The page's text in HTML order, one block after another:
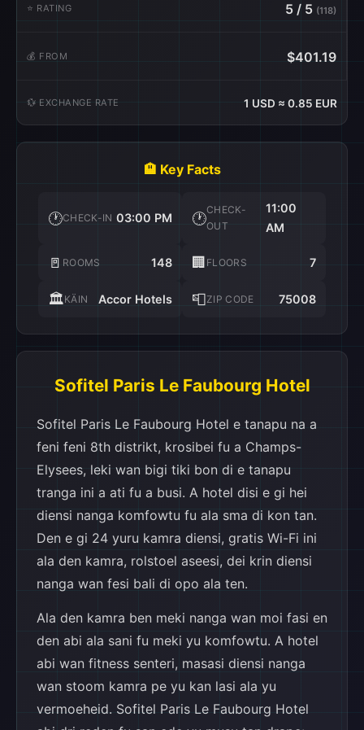
⭐ RATING 5 / 5 (118)
💰 FROM $401.19
💱 EXCHANGE RATE 1 USD ≈ 0.85 EUR
🏨 Key Facts
🕐CHECK-IN 03:00 PM 🕐CHECK-
OUT
11:00
AM
🚪 ROOMS 148 🏢 FLOORS 7
🏛️KÄIN Accor Hotels 📮ZIP CODE 75008
Sofitel Paris Le Faubourg Hotel
Sofitel Paris Le Faubourg Hotel e tanapu na a
feni feni 8th distrikt, krosibei fu a Champs-
Elysees, leki wan bigi tiki bon di e tanapu
tranga ini a ati fu a busi. A hotel disi e gi hei
diensi nanga komfowtu fu ala sma di kon tan.
Den e gi 24 yuru kamra diensi, gratis Wi-Fi ini
ala den kamra, rolstoel aseesi, dei krin diensi
nanga wan fesi bali di opo ala ten.
Ala den kamra ben meki nanga wan moi fasi en
den abi ala sani fu meki yu komfowtu. A hotel
abi wan fitness senteri, masasi diensi nanga
wan stoom kamra pe yu kan lasi ala yu
vermoeheid. Sofitel Paris Le Faubourg Hotel